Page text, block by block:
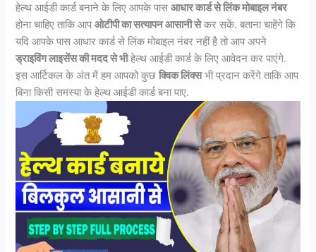
हेल्थ आईडी कार्ड बनाने के लिए आपके पासआधार कार्ड से लिंक मोबाइल नंबर
होना चाहिए ताकि आपओटीपी का सत्यापन आसानी सेकर सकें. बताना चाहेंगे कि
यदि आपके पास आधार कार्ड से लिंक मोबाइल नंबर नहीं है तो आप अपने
ड्राइविंग लाइसेंस की मदद से भीहेल्थ आईडी कार्ड के लिए आवेदन कर पाएंगे.
इस आर्टिकल के अंत में हम आपको कुछक्विक लिंक्सभी प्रदान करेंगे ताकि आप
बिना किसी समस्या के हेल्थ आईडी कार्ड बना पाए.